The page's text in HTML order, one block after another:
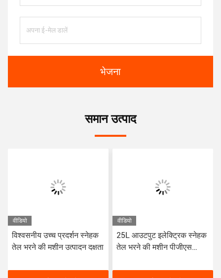
भेजना
समान उत्पाद
वीडियो
विश्वसनीय उच्च प्रदर्शन स्नेहक
तेल भरने की मशीन उत्पादन दक्षता
वीडियो
25L आउटपुट इलेक्ट्रिक स्नेहक
तेल भरने की मशीन पीजीएस